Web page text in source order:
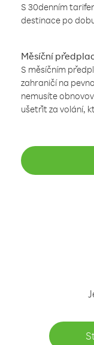
S 30denním
destinace po
Měsíční
S měsíčním
zahraničí na
nemusíte
ušetřit za volání,